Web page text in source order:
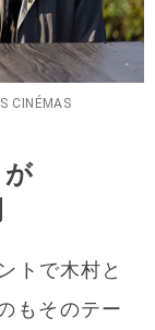
CINÉMAS
トで木村と
もそのテー